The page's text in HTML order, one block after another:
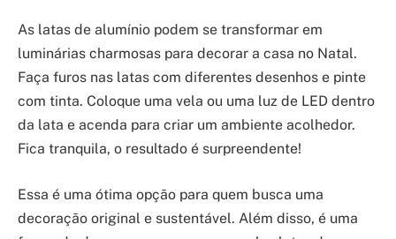
As latas de alumínio podem se transformar em
luminárias charmosas para decorar a casa no Natal.
Faça furos nas latas com diferentes desenhos e pinte
com tinta. Coloque uma vela ou uma luz de LED dentro
da lata e acenda para criar um ambiente acolhedor.
Fica tranquila, o resultado é surpreendente!
Essa é uma ótima opção para quem busca uma
decoração original e sustentável. Além disso, é uma